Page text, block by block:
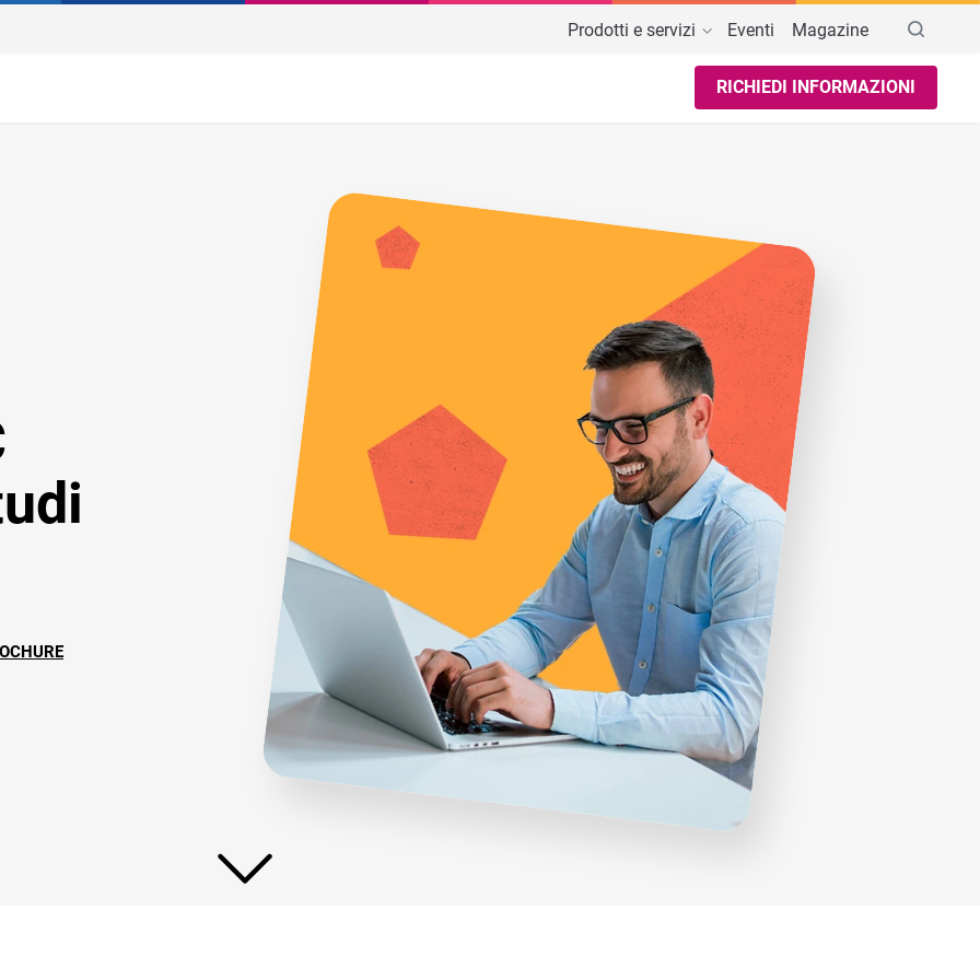
Prodotti e servizi
completa per e-
CONSERVAZIONE DIGITALE
TeamSystem Archive
Conservazione digitale in cloud a
norma di legge
Software Verifica Firma Digitale
Software gestione PEC multiple
Eventi Magazine
RICHIEDI INFORMAZIONI